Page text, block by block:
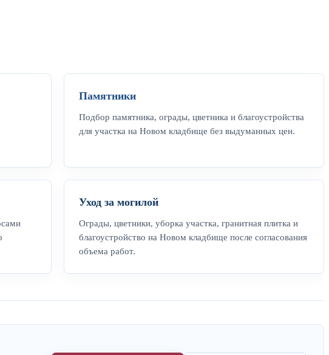
Памятники
Подбор памятника, ограды, цветника и благоустройства
для участка на Новом кладбище без выдуманных цен.
Уход за могилой
Ограды, цветники, уборка участка, гранитная плитка и
благоустройство на Новом кладбище после согласования
объема работ.